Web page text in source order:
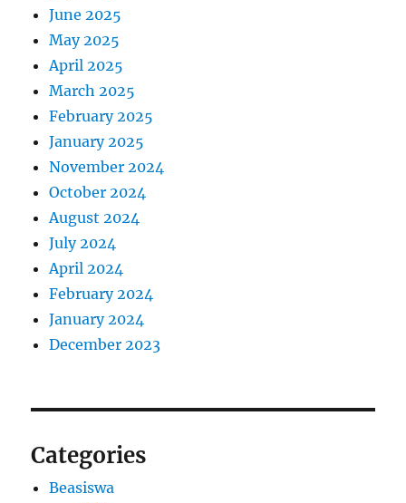
June 2025
May 2025
April 2025
March 2025
February 2025
January 2025
November 2024
October 2024
August 2024
July 2024
April 2024
February 2024
January 2024
December 2023
Categories
Beasiswa